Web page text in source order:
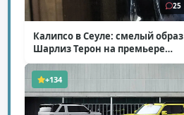
25
Калипсо в Сеуле: смелый образ
Шарлиз Терон на премьере
«Одиссеи»( 6 фото )
+134